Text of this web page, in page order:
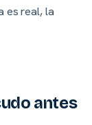
es real, la
antes